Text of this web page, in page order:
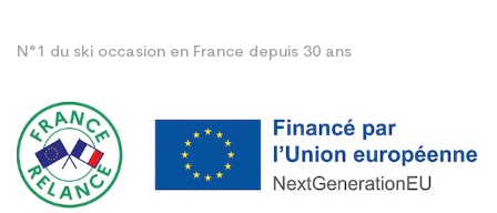
N°1 du ski occasion en France depuis 30 ans